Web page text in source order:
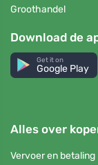
Groothandel
Download de
Get it on
Google Play
Alles over
Vervoer en betaling